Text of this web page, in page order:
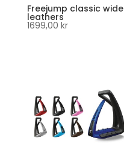
Freejump classic wide
leathers
1699,00 kr